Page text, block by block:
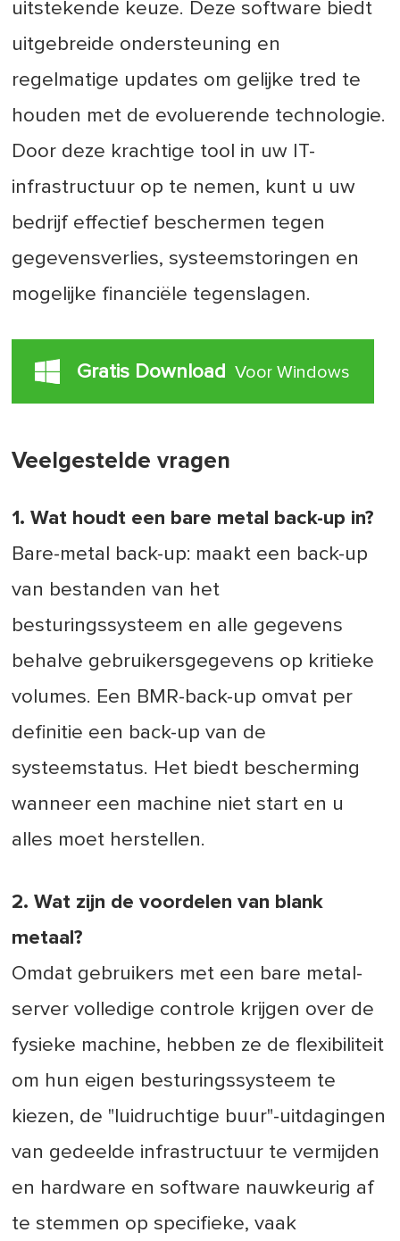
uitstekende keuze. Deze software biedt
uitgebreide ondersteuning en
regelmatige updates om gelijke tred te
houden met de evoluerende technologie.
Door deze krachtige tool in uw IT-
infrastructuur op te nemen, kunt u uw
bedrijf effectief beschermen tegen
gegevensverlies, systeemstoringen en
mogelijke financiële tegenslagen.
Gratis Download Voor Windows
Veelgestelde vragen
1. Wat houdt een bare metal back-up in?
Bare-metal back-up: maakt een back-up
van bestanden van het
besturingssysteem en alle gegevens
behalve gebruikersgegevens op kritieke
volumes. Een BMR-back-up omvat per
definitie een back-up van de
systeemstatus. Het biedt bescherming
wanneer een machine niet start en u
alles moet herstellen.
2. Wat zijn de voordelen van blank
metaal?
Omdat gebruikers met een bare metal-
server volledige controle krijgen over de
fysieke machine, hebben ze de flexibiliteit
om hun eigen besturingssysteem te
kiezen, de "luidruchtige buur"-uitdagingen
van gedeelde infrastructuur te vermijden
en hardware en software nauwkeurig af
te stemmen op specifieke, vaak